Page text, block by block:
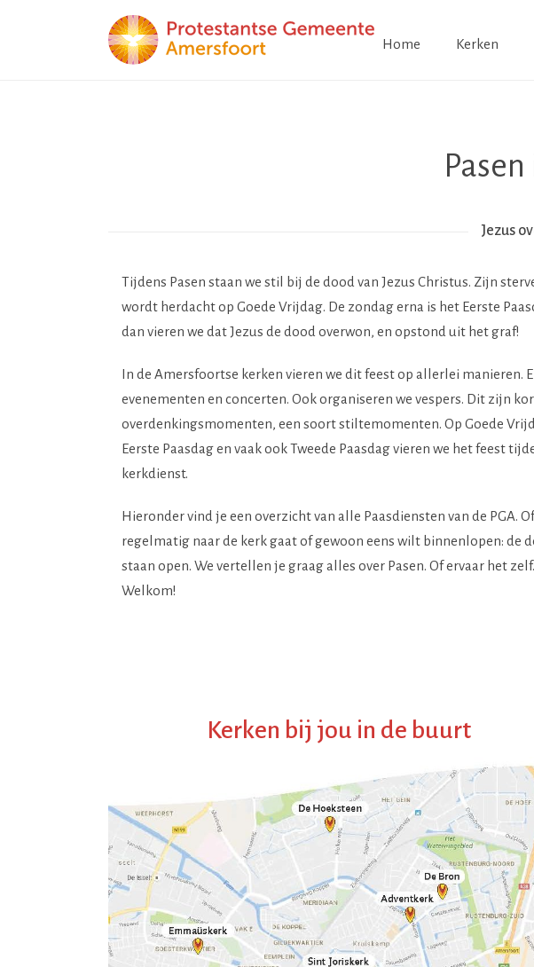
Home Kerken
Jezus
Tijdens Pasen staan we stil bij de dood van Jezus Christus. Zijn
wordt herdacht op Goede Vrijdag. De zondag erna is het Eerste
dan vieren we dat Jezus de dood overwon, en opstond uit het graf!
In de Amersfoortse kerken vieren we dit feest op allerlei manieren.
evenementen en concerten. Ook organiseren we vespers. Dit zijn
overdenkingsmomenten, een soort stiltemomenten. Op Goede
Eerste Paasdag en vaak ook Tweede Paasdag vieren we het feest
kerkdienst.
Hieronder vind je een overzicht van alle Paasdiensten van de PGA.
regelmatig naar de kerk gaat of gewoon eens wilt binnenlopen: de
staan open. We vertellen je graag alles over Pasen. Of ervaar het zelf.
Welkom!
Kerken bij jou in de buurt